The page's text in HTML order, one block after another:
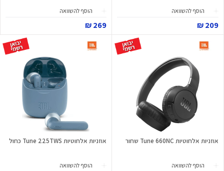
הוסף להשוואה
209 ₪
הוסף להשוואה
269 ₪
אוזניות אלחוטיות Tune 660NC שחור
הוסף להשוואה
אוזניות אלחוטיות Tune 225TWS כחול
הוסף להשוואה